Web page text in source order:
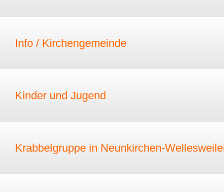
Info / Kirchengemeinde
Kinder und Jugend
Krabbelgruppe in Neunkirchen-